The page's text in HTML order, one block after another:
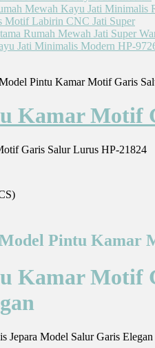
Pintu Kamar Motif Garis
Kamar Motif
Pintu Kamar
Kamar Motif